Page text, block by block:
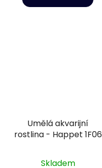
Umělá akvarijní
rostlina - Happet 1F06
Skladem